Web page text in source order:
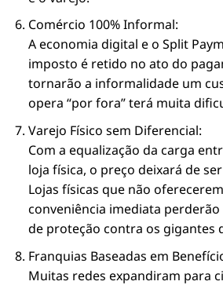
Comércio 100% Informal:
A economia digital e o Split
imposto é retido no ato do
tornarão a informalidade um
opera “por fora” terá muita
Varejo Físico sem Diferencial:
Com a equalização da carga
loja física, o preço deixará de
Lojas físicas que não
conveniência imediata
de proteção contra os gigantes
Franquias Baseadas em
Muitas redes expandiram para